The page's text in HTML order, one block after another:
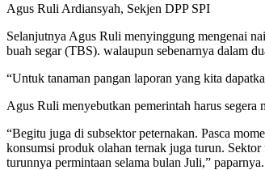
Agus Ruli Ardiansyah, Sekjen DPP SPI
Selanjutnya Agus Ruli menyinggung mengenai
buah segar (TBS). walaupun sebenarnya dalam
“Untuk tanaman pangan laporan yang kita
Agus Ruli menyebutkan pemerintah harus
“Begitu juga di subsektor peternakan. Pasca
konsumsi produk olahan ternak juga turun.
turunnya permintaan selama bulan Juli,” paparnya.